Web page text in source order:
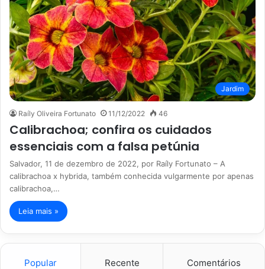
Jardim
Raíly Oliveira Fortunato 11/12/2022 46
Calibrachoa; confira os cuidados
essenciais com a falsa petúnia
Salvador, 11 de dezembro de 2022, por Raíly Fortunato – A
calibrachoa x hybrida, também conhecida vulgarmente por apenas
calibrachoa,…
Leia mais »
Popular Recente Comentários